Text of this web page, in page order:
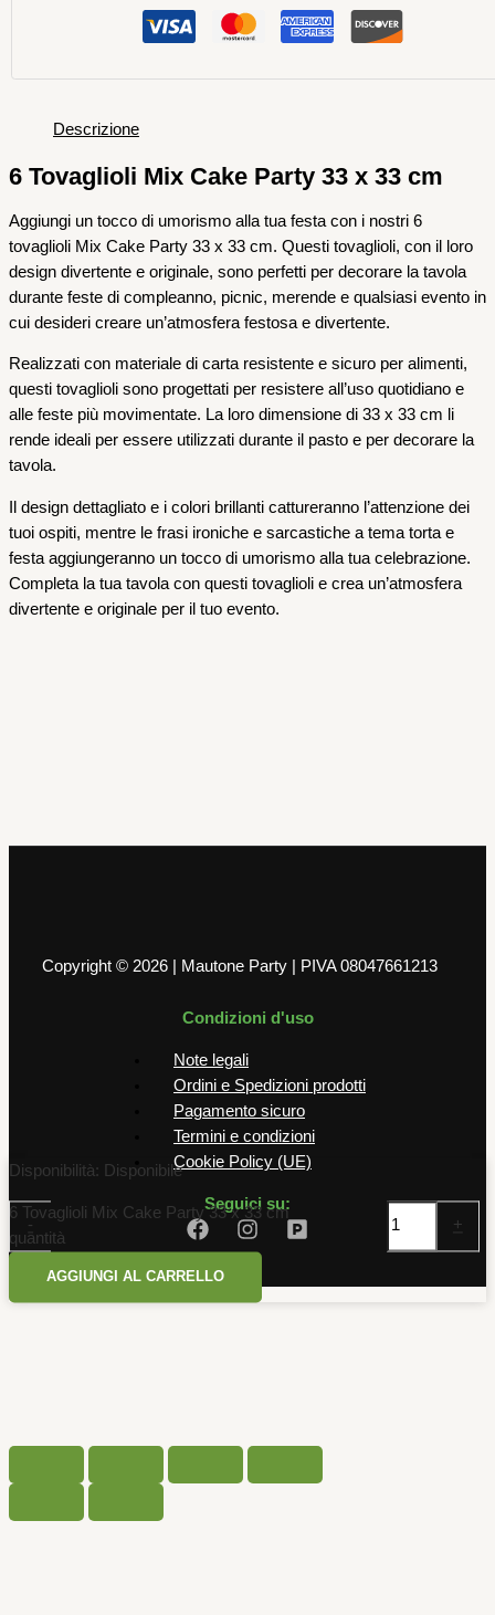
Descrizione
6 Tovaglioli Mix Cake Party 33 x 33 cm
Aggiungi un tocco di umorismo alla tua festa con i nostri 6
tovaglioli Mix Cake Party 33 x 33 cm. Questi tovaglioli, con il loro
design divertente e originale, sono perfetti per decorare la tavola
durante feste di compleanno, picnic, merende e qualsiasi evento in
cui desideri creare un’atmosfera festosa e divertente.
Realizzati con materiale di carta resistente e sicuro per alimenti,
questi tovaglioli sono progettati per resistere all’uso quotidiano e
alle feste più movimentate. La loro dimensione di 33 x 33 cm li
rende ideali per essere utilizzati durante il pasto e per decorare la
tavola.
Il design dettagliato e i colori brillanti cattureranno l’attenzione dei
tuoi ospiti, mentre le frasi ironiche e sarcastiche a tema torta e
festa aggiungeranno un tocco di umorismo alla tua celebrazione.
Completa la tua tavola con questi tovaglioli e crea un’atmosfera
divertente e originale per il tuo evento.
Copyright © 2026 | Mautone Party | PIVA 08047661213
Condizioni d'uso
Note legali
Ordini e Spedizioni prodotti
Pagamento sicuro
Termini e condizioni
Cookie Policy (UE)
Seguici su:
Disponibilità: Disponibile
-
6 Tovaglioli Mix Cake Party 33 x 33 cm
quantità
+
AGGIUNGI AL CARRELLO